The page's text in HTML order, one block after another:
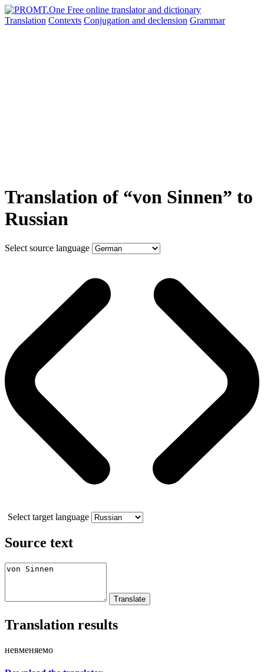
Translation Contexts Conjugation and declension Grammar
Translation of “von Sinnen” to
Russian
Select source language
Select target language
Source text
Translation results
невменяемо